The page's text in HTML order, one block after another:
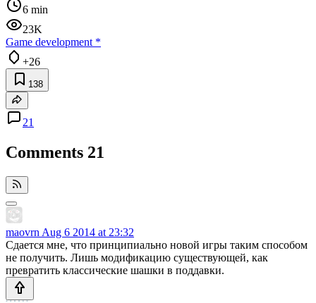
6 min
23K
Game development *
+26
138
21
Comments 21
maovrn Aug 6 2014 at 23:32
Сдается мне, что принципиально новой игры таким способом
не получить. Лишь модификацию существующей, как
превратить классические шашки в поддавки.